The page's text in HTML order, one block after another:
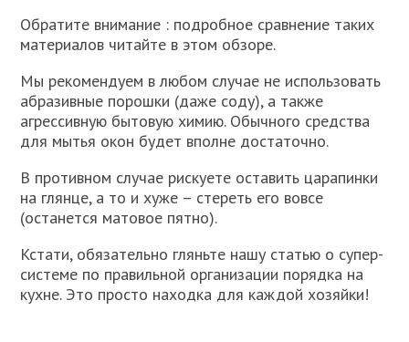
Обратите внимание : подробное сравнение таких
материалов читайте в этом обзоре.
Мы рекомендуем в любом случае не использовать
абразивные порошки (даже соду), а также
агрессивную бытовую химию. Обычного средства
для мытья окон будет вполне достаточно.
В противном случае рискуете оставить царапинки
на глянце, а то и хуже – стереть его вовсе
(останется матовое пятно).
Кстати, обязательно гляньте нашу статью о супер-
системе по правильной организации порядка на
кухне. Это просто находка для каждой хозяйки!